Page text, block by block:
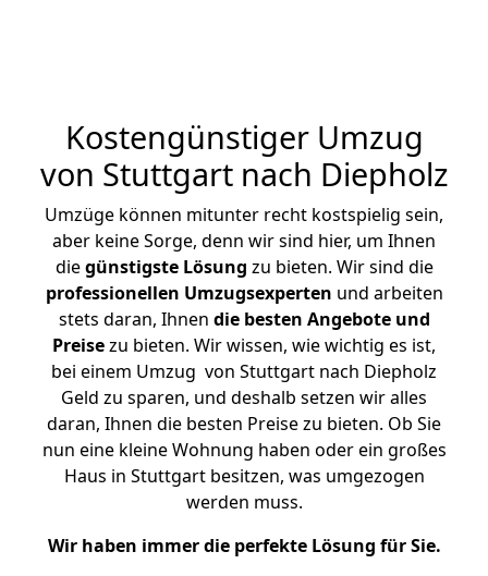
Kostengünstiger Umzug
von Stuttgart nach Diepholz
Umzüge können mitunter recht kostspielig sein,
aber keine Sorge, denn wir sind hier, um Ihnen
diegünstigste Lösung zu bieten. Wir sind die
professionellen Umzugsexperten und arbeiten
stets daran, Ihnen die besten Angebote und
Preisezu bieten. Wir wissen, wie wichtig es ist,
bei einem Umzug von Stuttgart nach Diepholz
Geld zu sparen, und deshalb setzen wir alles
daran, Ihnen die besten Preise zu bieten. Ob Sie
nun eine kleine Wohnung haben oder ein großes
Haus in Stuttgart besitzen, was umgezogen
werden muss.
Wir haben immer die perfekte Lösung für Sie.